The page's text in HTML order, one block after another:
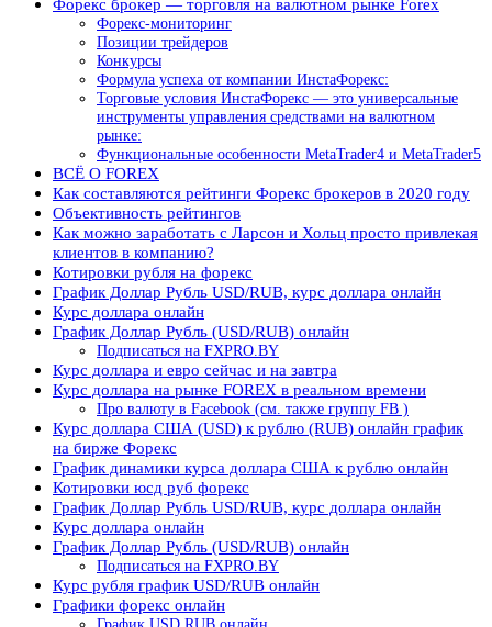
Форекс брокер — торговля на валютном рынке Forex
Форекс-мониторинг
Позиции трейдеров
Конкурсы
Формула успеха от компании ИнстаФорекс:
Торговые условия ИнстаФорекс — это универсальные
инструменты управления средствами на валютном
рынке:
Функциональные особенности MetaTrader4 и MetaTrader5
ВСЁ О FOREX
Как составляются рейтинги Форекс брокеров в 2020 году
Объективность рейтингов
Как можно заработать с Ларсон и Хольц просто привлекая
клиентов в компанию?
Котировки рубля на форекс
График Доллар Рубль USD/RUB, курс доллара онлайн
Курс доллара онлайн
График Доллар Рубль (USD/RUB) онлайн
Подписаться на FXPRO.BY
Курс доллара и евро сейчас и на завтра
Курс доллара на рынке FOREX в реальном времени
Про валюту в Facebook (см. также группу FB )
Курс доллара США (USD) к рублю (RUB) онлайн график
на бирже Форекс
График динамики курса доллара США к рублю онлайн
Котировки юсд руб форекс
График Доллар Рубль USD/RUB, курс доллара онлайн
Курс доллара онлайн
График Доллар Рубль (USD/RUB) онлайн
Подписаться на FXPRO.BY
Курс рубля график USD/RUB онлайн
Графики форекс онлайн